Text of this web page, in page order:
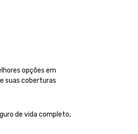
opções em
suas coberturas
de vida completo,